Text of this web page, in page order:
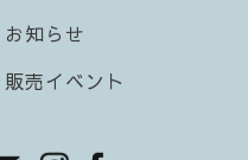
お知らせ
販売イベント